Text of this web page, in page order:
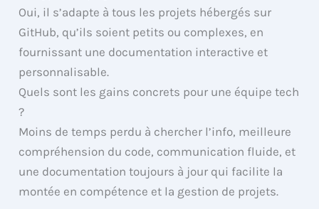
Oui, il s’adapte à tous les projets hébergés sur
GitHub, qu’ils soient petits ou complexes, en
fournissant une documentation interactive et
personnalisable.
Quels sont les gains concrets pour une équipe tech
?
Moins de temps perdu à chercher l’info, meilleure
compréhension du code, communication fluide, et
une documentation toujours à jour qui facilite la
montée en compétence et la gestion de projets.